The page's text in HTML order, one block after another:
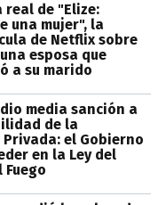
real de "Elize:
una mujer", la
de Netflix sobre
esposa que
a su marido
media sanción a
de la
el Gobierno
en la Ley del
Fuego